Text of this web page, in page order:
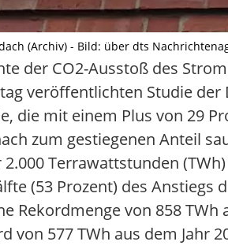
(Archiv) - Bild: über dts
der CO2-Ausstoß des
veröffentlichten Studie
die mit einem Plus von 29
zum gestiegenen Anteil
2.000 Terrawattstunden
(53 Prozent) des
Rekordmenge von 858
von 577 TWh aus dem